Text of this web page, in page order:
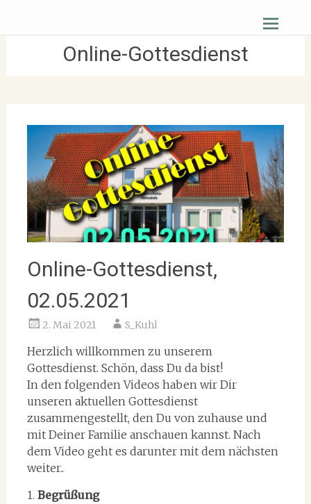
Christus Zuerst Gemeinde Hüttenberg
Online-Gottesdienst
Online-Gottesdienst,
02.05.2021
2. Mai 2021 S_Kuhl
Herzlich willkommen zu unserem
Gottesdienst. Schön, dass Du da bist!
In den folgenden Videos haben wir Dir
unseren aktuellen Gottesdienst
zusammengestellt, den Du von zuhause und
mit Deiner Familie anschauen kannst. Nach
dem Video geht es darunter mit dem nächsten
weiter..
1. Begrüßung